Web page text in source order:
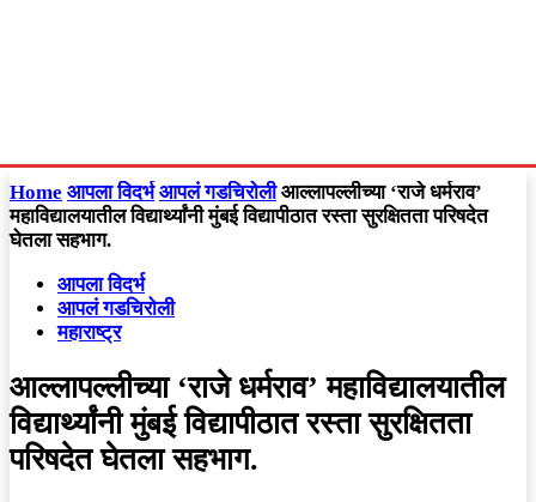
Home आपला विदर्भ आपलं गडचिरोली आल्लापल्लीच्या ‘राजे धर्मराव’
महाविद्यालयातील विद्यार्थ्यांनी मुंबई विद्यापीठात रस्ता सुरक्षितता परिषदेत
घेतला सहभाग.
आपला विदर्भ
आपलं गडचिरोली
महाराष्ट्र
आल्लापल्लीच्या ‘राजे धर्मराव’ महाविद्यालयातील
विद्यार्थ्यांनी मुंबई विद्यापीठात रस्ता सुरक्षितता
परिषदेत घेतला सहभाग.